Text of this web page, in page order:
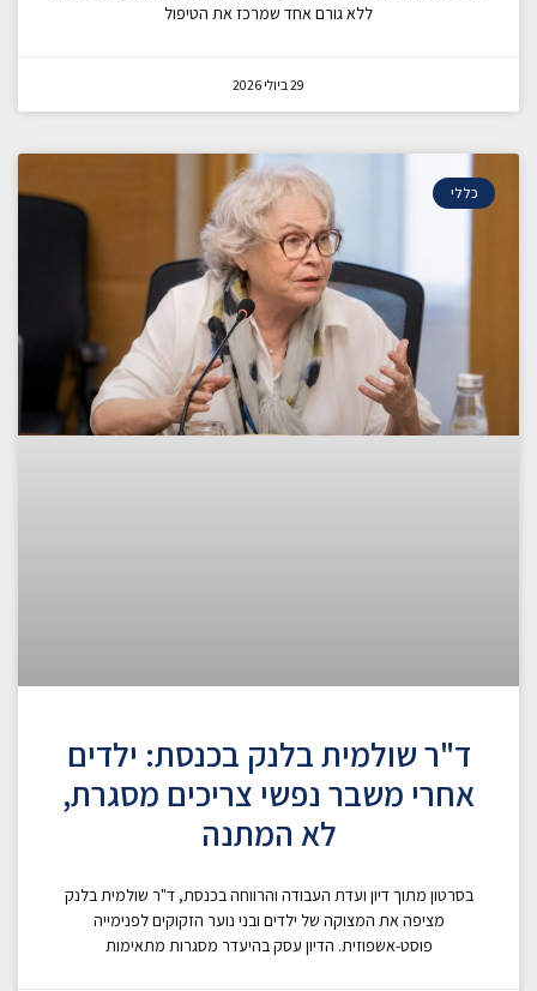
ללא גורם אחד שמרכז את הטיפול
29 ביולי 2026
כללי
ד"ר שולמית בלנק בכנסת: ילדים
אחרי משבר נפשי צריכים מסגרת,
לא המתנה
בסרטון מתוך דיון ועדת העבודה והרווחה בכנסת, ד"ר שולמית בלנק
מציפה את המצוקה של ילדים ובני נוער הזקוקים לפנימייה
פוסט-אשפוזית. הדיון עסק בהיעדר מסגרות מתאימות